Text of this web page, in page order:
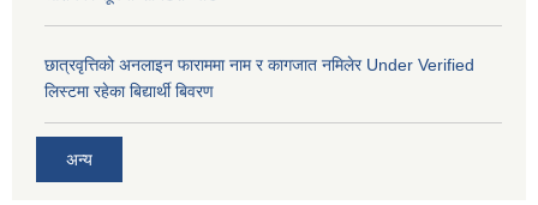
छात्रवृत्तिको अनलाइन फाराममा नाम र कागजात नमिलेर Under Verified
लिस्टमा रहेका बिद्यार्थी बिवरण
अन्य